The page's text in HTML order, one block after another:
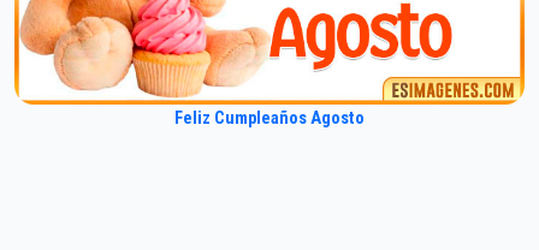
Feliz Cumpleaños Agosto